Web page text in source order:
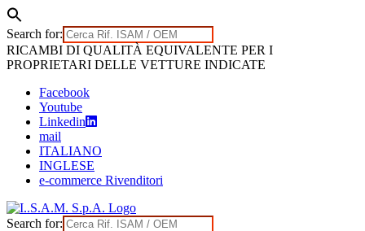
Search for:
Skip
to
RICAMBI DI QUALITÀ EQUIVALENTE PER I
PROPRIETARI DELLE VETTURE INDICATE
Facebook
Youtube
Linkedin
mail
ITALIANO
INGLESE
e-commerce Rivenditori
Search for: